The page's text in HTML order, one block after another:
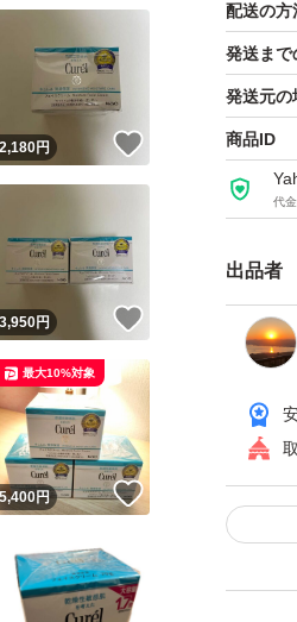
配送の方
発送まで
発送元の
商品ID
代
出品者
ね！
2,180円
ね！
3,950円
ね！
5,400円
最大10%対象